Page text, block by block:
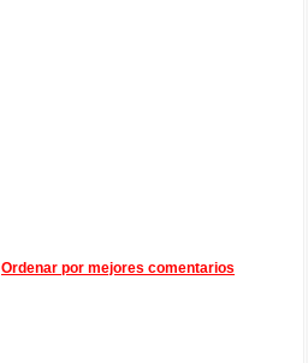
Ordenar por mejores comentarios